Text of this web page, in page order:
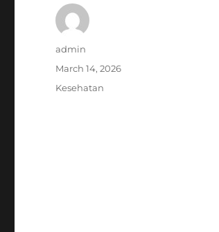
Author
admin
Posted
March 14, 2026
Categories
Kesehatan